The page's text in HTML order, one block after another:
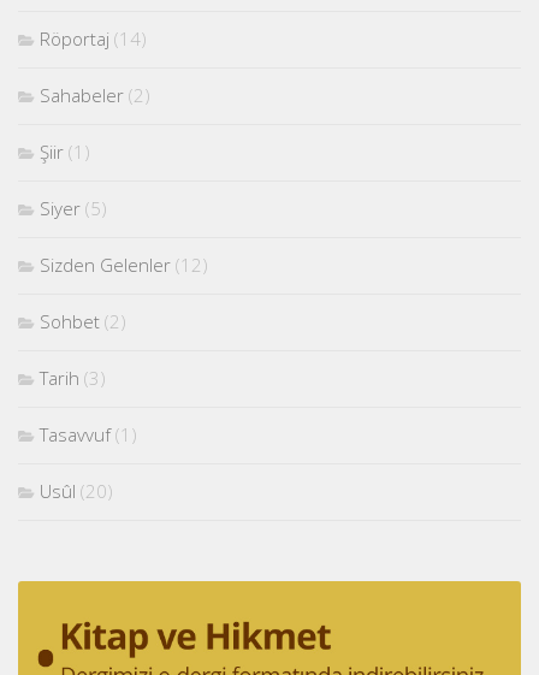
Röportaj (14)
Sahabeler (2)
Şiir (1)
Siyer (5)
Sizden Gelenler (12)
Sohbet (2)
Tarih (3)
Tasavvuf(1)
Usûl (20)